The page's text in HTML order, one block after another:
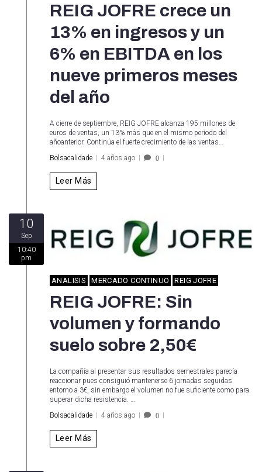
REIG JOFRE crece un
13% en ingresos y un
6% en EBITDA en los
nueve primeros meses
del año
A cierre de septiembre, REIG JOFRE alcanza 195 millones de
euros de ventas, un 13% más que en el mismo período del
añoanterior. Continúa el fuerte crecimiento de las ventas…
Bolsacalidade
4 años ago 0
Leer Más
10
Sep
10:40
pm
ANALISIS MERCADO CONTINUO REIG JOFRE
REIG JOFRE: Sin
volumen y formando
suelo sobre 2,50€
La compañía al presentar sus resultados semestrales parecía
reaccionar pues consiguió mantenerse 6 jornadas seguidas
entorno a 3€, sin embargo el volumen no fue suficiente como para
superar dicha resistencia. …
Bolsacalidade
4 años ago 0
Leer Más